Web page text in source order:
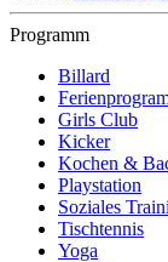
Programm
Billard
Girls Club
Kicker
Kochen &
Playstation
Soziales
Tischtennis
Yoga